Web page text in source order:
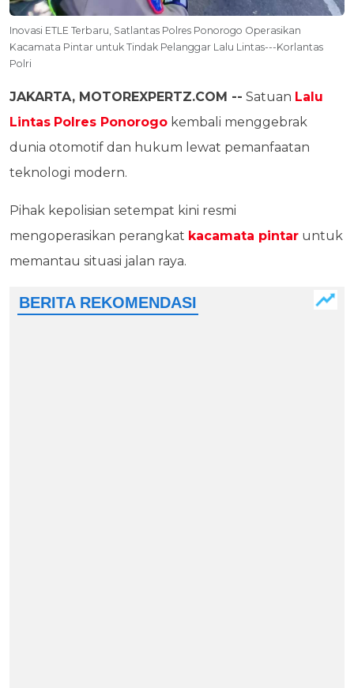
Inovasi ETLE Terbaru, Satlantas Polres Ponorogo Operasikan
Kacamata Pintar untuk Tindak Pelanggar Lalu Lintas---Korlantas
Polri
JAKARTA, MOTOREXPERTZ.COM -- Satuan Lalu
Lintas Polres Ponorogo kembali menggebrak
dunia otomotif dan hukum lewat pemanfaatan
teknologi modern.
Pihak kepolisian setempat kini resmi
mengoperasikan perangkat kacamata pintar untuk
memantau situasi jalan raya.